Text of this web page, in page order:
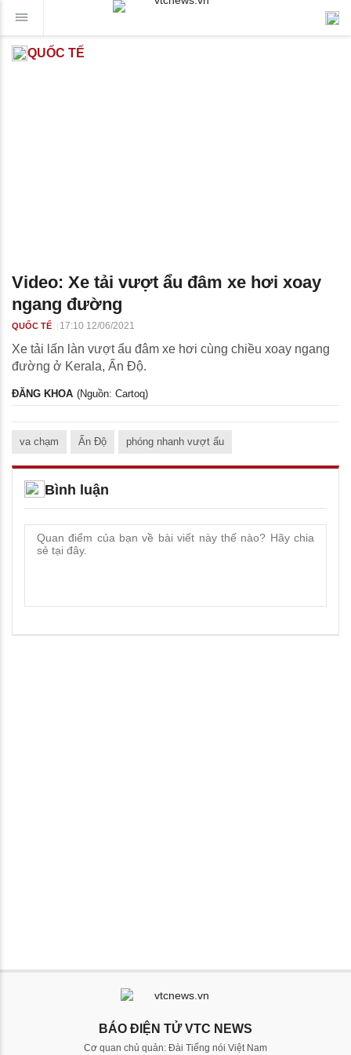
QUỐC TẾ
Video: Xe tải vượt ẩu đâm xe hơi xoay
ngang đường
QUỐC TẾ 17:10 12/06/2021
Xe tải lấn làn vượt ẩu đâm xe hơi cùng chiều xoay ngang
đường ở Kerala, Ấn Độ.
ĐĂNG KHOA (Nguồn: Cartoq)
va chạm Ấn Độ phóng nhanh vượt ẩu
Bình luận
BÁO ĐIỆN TỬ VTC NEWS
Cơ quan chủ quản: Đài Tiếng nói Việt Nam